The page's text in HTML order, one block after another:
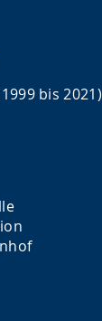
bis 2021)